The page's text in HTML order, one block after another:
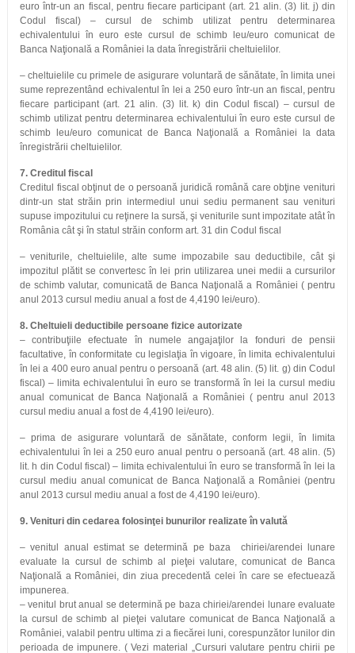
euro într-un an fiscal, pentru fiecare participant (art. 21 alin. (3) lit. j) din
Codul fiscal) – cursul de schimb utilizat pentru determinarea
echivalentului în euro este cursul de schimb leu/euro comunicat de
Banca Naţională a României la data înregistrării cheltuielilor.
– cheltuielile cu primele de asigurare voluntară de sănătate, în limita unei
sume reprezentând echivalentul în lei a 250 euro într-un an fiscal, pentru
fiecare participant (art. 21 alin. (3) lit. k) din Codul fiscal) – cursul de
schimb utilizat pentru determinarea echivalentului în euro este cursul de
schimb leu/euro comunicat de Banca Naţională a României la data
înregistrării cheltuielilor.
7. Creditul fiscal
Creditul fiscal obţinut de o persoană juridică română care obţine venituri
dintr-un stat străin prin intermediul unui sediu permanent sau venituri
supuse impozitului cu reţinere la sursă, şi veniturile sunt impozitate atât în
România cât şi în statul străin conform art. 31 din Codul fiscal
– veniturile, cheltuielile, alte sume impozabile sau deductibile, cât şi
impozitul plătit se convertesc în lei prin utilizarea unei medii a cursurilor
de schimb valutar, comunicată de Banca Naţională a României ( pentru
anul 2013 cursul mediu anual a fost de 4,4190 lei/euro).
8. Cheltuieli deductibile persoane fizice autorizate
– contribuţiile efectuate în numele angajaţilor la fonduri de pensii
facultative, în conformitate cu legislaţia în vigoare, în limita echivalentului
în lei a 400 euro anual pentru o persoană (art. 48 alin. (5) lit. g) din Codul
fiscal) – limita echivalentului în euro se transformă în lei la cursul mediu
anual comunicat de Banca Naţională a României ( pentru anul 2013
cursul mediu anual a fost de 4,4190 lei/euro).
– prima de asigurare voluntară de sănătate, conform legii, în limita
echivalentului în lei a 250 euro anual pentru o persoană (art. 48 alin. (5)
lit. h din Codul fiscal) – limita echivalentului în euro se transformă în lei la
cursul mediu anual comunicat de Banca Naţională a României (pentru
anul 2013 cursul mediu anual a fost de 4,4190 lei/euro).
9. Venituri din cedarea folosinţei bunurilor realizate în valută
– venitul anual estimat se determină pe baza chiriei/arendei lunare
evaluate la cursul de schimb al pieţei valutare, comunicat de Banca
Naţională a României, din ziua precedentă celei în care se efectuează
impunerea.
– venitul brut anual se determină pe baza chiriei/arendei lunare evaluate
la cursul de schimb al pieţei valutare comunicat de Banca Naţională a
României, valabil pentru ultima zi a fiecărei luni, corespunzător lunilor din
perioada de impunere. ( Vezi material „Cursuri valutare pentru chirii pe